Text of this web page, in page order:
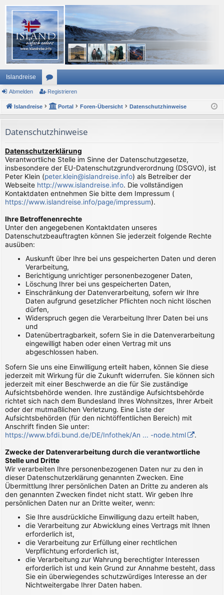
Islandreise
or
en
Abmelden Registrieren
Islandreise Portal Foren-Übersicht Datenschutzhinweise
Datenschutzhinweise
Datenschutzerklärung
Verantwortliche Stelle im Sinne der Datenschutzgesetze,
insbesondere der EU-Datenschutzgrundverordnung (DSGVO), ist
Peter Klein (peter.klein@islandreise.info) als Betreiber der
Webseite http://www.islandreise.info. Die vollständigen
Kontaktdaten entnehmen Sie bitte dem Impressum (
https://www.islandreise.info/page/impressum).
Ihre Betroffenenrechte
Unter den angegebenen Kontaktdaten unseres
Datenschutzbeauftragten können Sie jederzeit folgende Rechte
ausüben:
Auskunft über Ihre bei uns gespeicherten Daten und deren
Verarbeitung,
Berichtigung unrichtiger personenbezogener Daten,
Löschung Ihrer bei uns gespeicherten Daten,
Einschränkung der Datenverarbeitung, sofern wir Ihre
Daten aufgrund gesetzlicher Pflichten noch nicht löschen
dürfen,
Widerspruch gegen die Verarbeitung Ihrer Daten bei uns
und
Datenübertragbarkeit, sofern Sie in die Datenverarbeitung
eingewilligt haben oder einen Vertrag mit uns
abgeschlossen haben.
Sofern Sie uns eine Einwilligung erteilt haben, können Sie diese
jederzeit mit Wirkung für die Zukunft widerrufen. Sie können sich
jederzeit mit einer Beschwerde an die für Sie zuständige
Aufsichtsbehörde wenden. Ihre zuständige Aufsichtsbehörde
richtet sich nach dem Bundesland Ihres Wohnsitzes, Ihrer Arbeit
oder der mutmaßlichen Verletzung. Eine Liste der
Aufsichtsbehörden (für den nichtöffentlichen Bereich) mit
Anschrift finden Sie unter:
https://www.bfdi.bund.de/DE/Infothek/An ... -node.html
.
Zwecke der Datenverarbeitung durch die verantwortliche
Stelle und Dritte
Wir verarbeiten Ihre personenbezogenen Daten nur zu den in
dieser Datenschutzerklärung genannten Zwecken. Eine
Übermittlung Ihrer persönlichen Daten an Dritte zu anderen als
den genannten Zwecken findet nicht statt. Wir geben Ihre
persönlichen Daten nur an Dritte weiter, wenn:
Sie Ihre ausdrückliche Einwilligung dazu erteilt haben,
die Verarbeitung zur Abwicklung eines Vertrags mit Ihnen
erforderlich ist,
die Verarbeitung zur Erfüllung einer rechtlichen
Verpflichtung erforderlich ist,
die Verarbeitung zur Wahrung berechtigter Interessen
erforderlich ist und kein Grund zur Annahme besteht, dass
Sie ein überwiegendes schutzwürdiges Interesse an der
Nichtweitergabe Ihrer Daten haben.